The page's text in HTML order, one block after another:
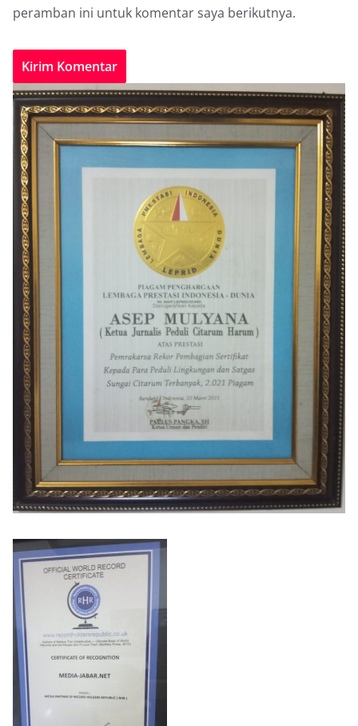
peramban ini untuk komentar saya berikutnya.